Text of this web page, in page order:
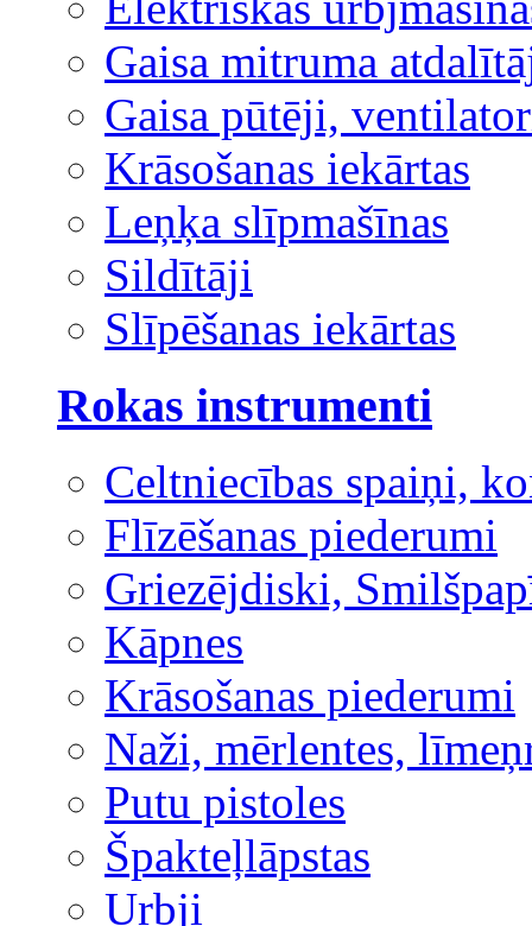
Gaisa mitruma
Gaisa pūtēji,
Krāsošanas iekārtas
Leņķa slīpmašīnas
Sildītāji
Slīpēšanas iekārtas
Rokas instrumenti
Celtniecības spaiņi,
Flīzēšanas piederumi
Griezējdiski,
Kāpnes
Krāsošanas piederumi
Naži, mērlentes,
Putu pistoles
Špakteļlāpstas
Urbji